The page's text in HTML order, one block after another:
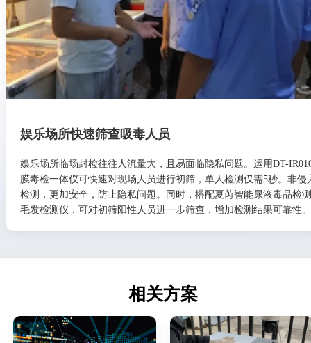
娱乐场所快速筛查吸毒人员
娱乐场所临场封检往往人流量大，且易面临隐私问题。运用DT-
膜毒检一体仪可快速对现场人员进行初筛，单人检测仅需5秒。非侵
检测，更加安全，防止隐私问题。同时，搭配夏芮智能尿液毒品检
毛发检测仪，可对初筛阳性人员进一步筛查，增加检测结果可靠性
相关方案